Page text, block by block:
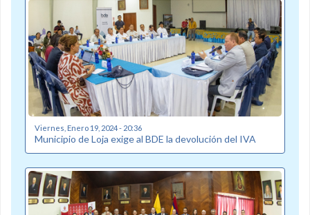
Viernes, Enero 19, 2024 - 20:36
Municipio de Loja exige al BDE la devolución del IVA